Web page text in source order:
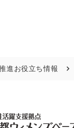
進お役立ち情報